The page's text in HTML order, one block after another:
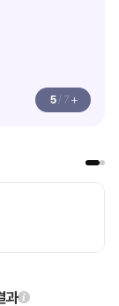
5/ 7 +
과